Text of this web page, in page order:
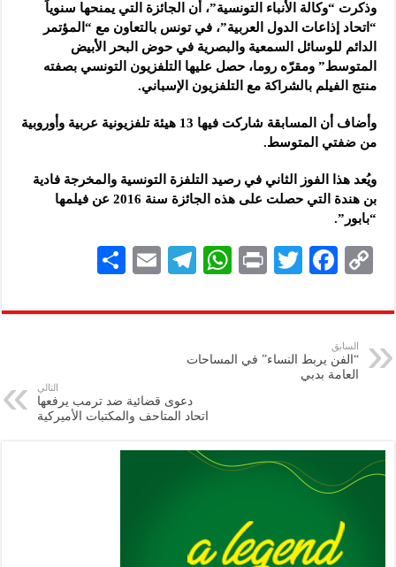
وذكرت “وكالة الأنباء التونسية”، أن الجائزة التي يمنحها سنوياً
“اتحاد إذاعات الدول العربية”، في تونس بالتعاون مع “المؤتمر
الدائم للوسائل السمعية والبصرية في حوض البحر الأبيض
المتوسط” ومقرّه روما، حصل عليها التلفزيون التونسي بصفته
منتج الفيلم بالشراكة مع التلفزيون الإسباني.
وأضاف أن المسابقة شاركت فيها 13 هيئة تلفزيونية عربية وأوروبية
من ضفتي المتوسط.
ويُعد هذا الفوز الثاني في رصيد التلفزة التونسية والمخرجة فادية
بن هندة التي حصلت على هذه الجائزة سنة 2016 عن فيلمها
“بابور”.
C
p
y
Li
F
eb
k
T
tt
P
nt
W
at
A
p
p
Te
gr
E
ai
ar
السابق
“الفن يربط النساء” في المساحات
العامة بدبي
التالي
دعوى قضائية ضد ترمب يرفعها
اتحاد المتاحف والمكتبات الأميركية